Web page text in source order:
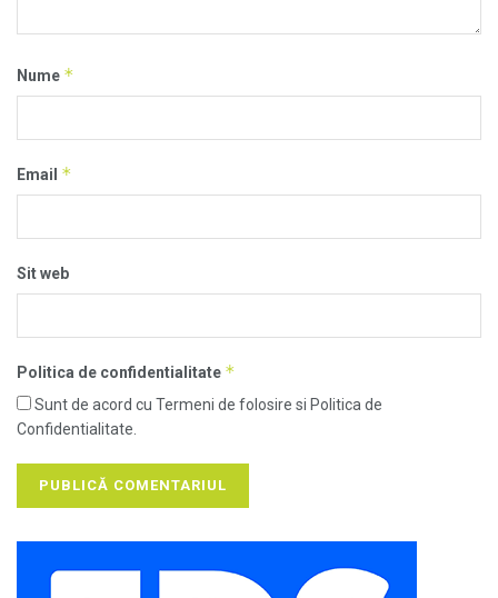
Nume *
Email *
Sit web
Politica de confidentialitate *
Sunt de acord cu Termeni de folosire si Politica de
Confidentialitate.